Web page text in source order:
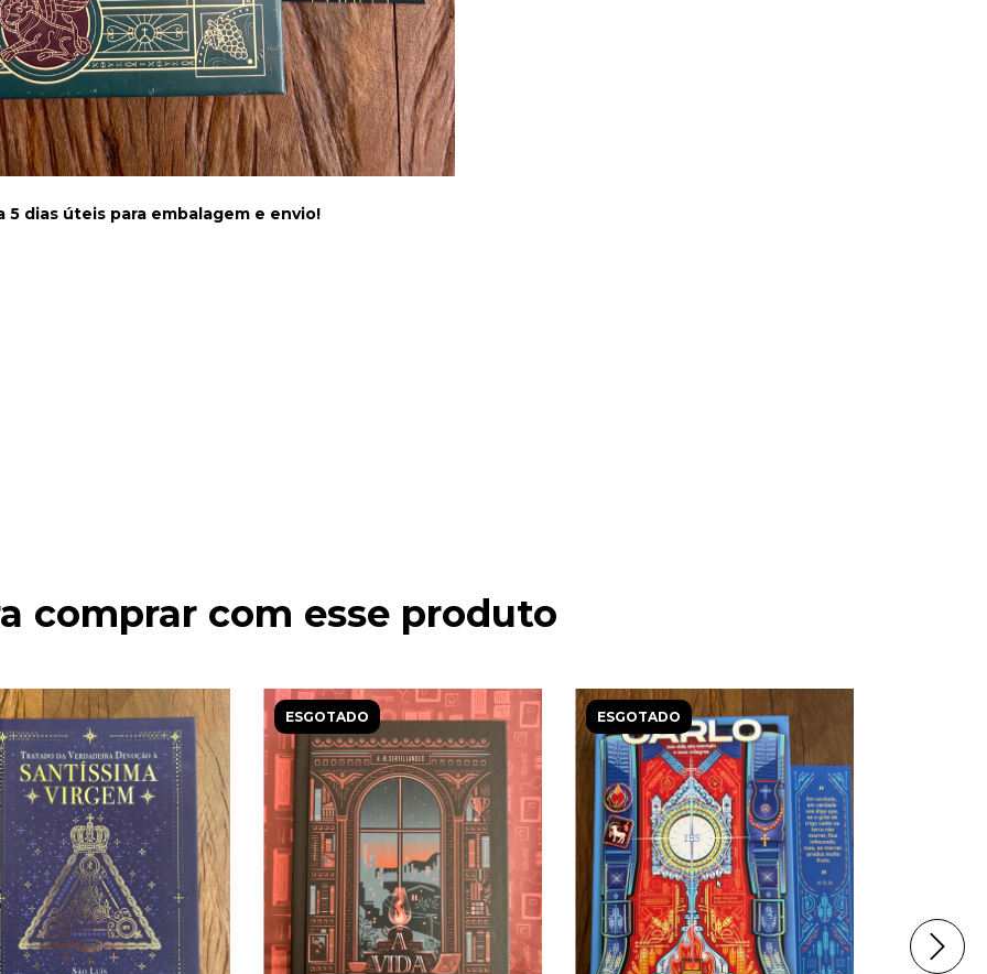
dias úteis para embalagem e envio!
comprar com esse produto
ESGOTADO ESGOTADO